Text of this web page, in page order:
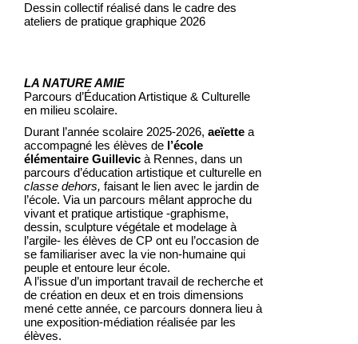
Dessin collectif réalisé dans le cadre des
ateliers de pratique graphique 2026
LA NATURE AMIE
Parcours d’Éducation Artistique & Culturelle
en milieu scolaire.
Durant l’année scolaire 2025-2026, aeïette a
accompagné les élèves de l’école
élémentaire Guillevic à Rennes, dans un
parcours d’éducation artistique et culturelle en
classe dehors, faisant le lien avec le jardin de
l’école. Via un parcours mêlant approche du
vivant et pratique artistique -graphisme,
dessin, sculpture végétale et modelage à
l’argile- les élèves de CP ont eu l’occasion de
se familiariser avec la vie non-humaine qui
peuple et entoure leur école.
A l’issue d’un important travail de recherche et
de création en deux et en trois dimensions
mené cette année, ce parcours donnera lieu à
une exposition-médiation réalisée par les
élèves.